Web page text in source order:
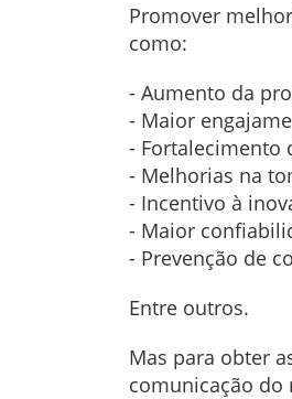
Promover
como:
- Aumento da
- Maior
- Fortalecimento
- Melhorias na
- Incentivo à
- Maior
- Prevenção de
Entre outros.
Mas para obter
comunicação do